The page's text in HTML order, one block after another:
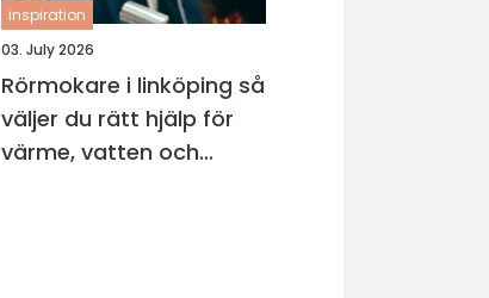
inspiration
03. July 2026
Rörmokare i linköping så
väljer du rätt hjälp för
värme, vatten och